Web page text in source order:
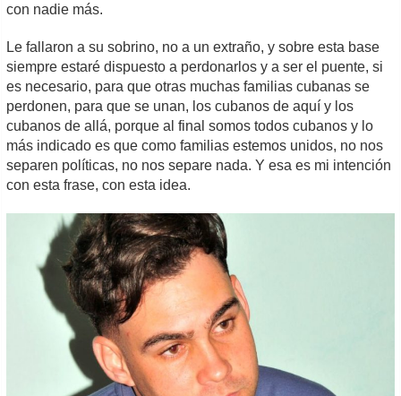
con nadie más.
Le fallaron a su sobrino, no a un extraño, y sobre esta base
siempre estaré dispuesto a perdonarlos y a ser el puente, si
es necesario, para que otras muchas familias cubanas se
perdonen, para que se unan, los cubanos de aquí y los
cubanos de allá, porque al final somos todos cubanos y lo
más indicado es que como familias estemos unidos, no nos
separen políticas, no nos separe nada. Y esa es mi intención
con esta frase, con esta idea.